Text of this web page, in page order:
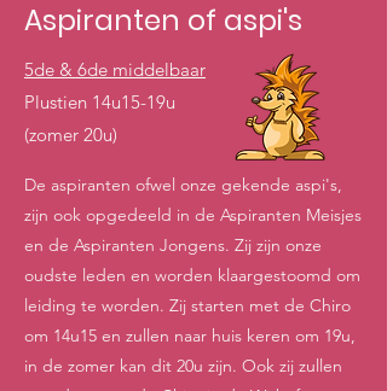
Aspiranten of aspi's
5de & 6de middelbaar
Plustien 14u15-19u
(zomer 20u)
De aspiranten ofwel onze gekende aspi's,
zijn ook opgedeeld in de Aspiranten Meisjes
en de Aspiranten Jongens. Zij zijn onze
oudste leden en worden klaargestoomd om
leiding te worden. Zij starten met de Chiro
om 14u15 en zullen naar huis keren om 19u,
in de zomer kan dit 20u zijn. Ook zij zullen